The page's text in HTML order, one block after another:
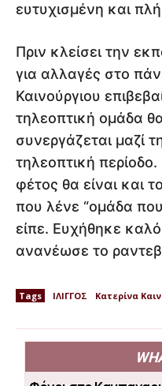
ευτυχισμένη και
Πριν κλείσει την
για αλλαγές στο
Καινούργιου
τηλεοπτική ομάδα
συνεργάζεται μαζί
τηλεοπτική
φέτος θα είναι και
που λένε “ομάδα που
είπε. Ευχήθηκε
ανανέωσε το
Tags ΙΛΙΓΓΟΣ Κατερίνα